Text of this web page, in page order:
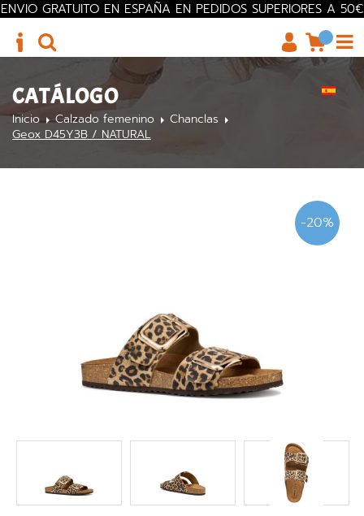
ENVIO GRATUITO EN ESPAÑA EN PEDIDOS SUPERIORES A 50€
CATÁLOGO
Inicio Calzado femenino
Chanclas
Geox D45Y3B / NATURAL
-20%